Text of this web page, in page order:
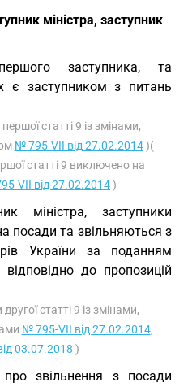
міністра, заступник
заступника, та
є заступником з питань
статті 9 із змінами,
№ 795-VII від 27.02.2014)(
статті 9 виключено на
VII від 27.02.2014)
міністра, заступники
посади та звільняються з
України за поданням
відповідно до пропозицій
статті 9 із змінами,
№ 795-VII від 27.02.2014,
03.07.2018 )
про звільнення з посади